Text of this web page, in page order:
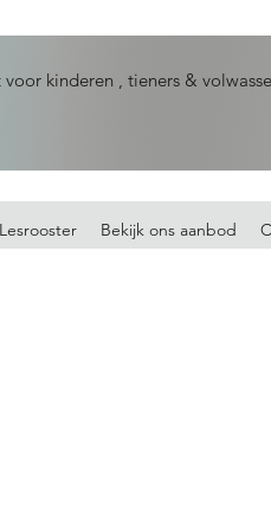
kinderen , tieners &
Lesrooster Bekijk ons aanbod